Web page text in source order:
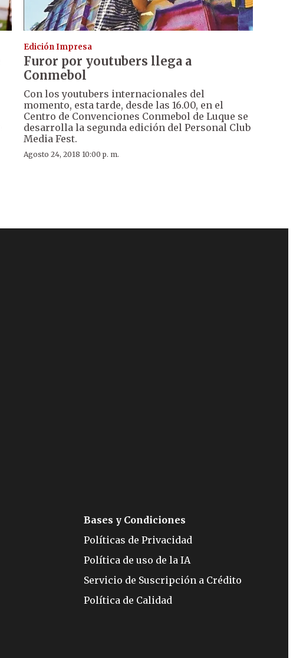
Edición Impresa
Furor por youtubers llega a
Conmebol
Con los youtubers internacionales del
momento, esta tarde, desde las 16.00, en el
Centro de Convenciones Conmebol de Luque se
desarrolla la segunda edición del Personal Club
Media Fest.
Agosto 24, 2018 10:00 p. m.
Bases y Condiciones
Políticas de Privacidad
Política de uso de la IA
Servicio de Suscripción a Crédito
Política de Calidad